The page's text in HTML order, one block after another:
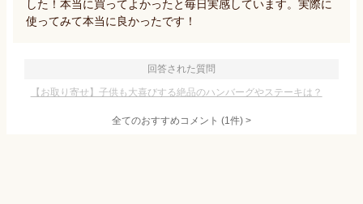
した！本当に買ってよかったと毎日実感しています。実際に
使ってみて本当に良かったです！
回答された質問
【お取り寄せ】子供も大喜びする絶品のハンバーグやステーキは？
全てのおすすめコメント (1件) >